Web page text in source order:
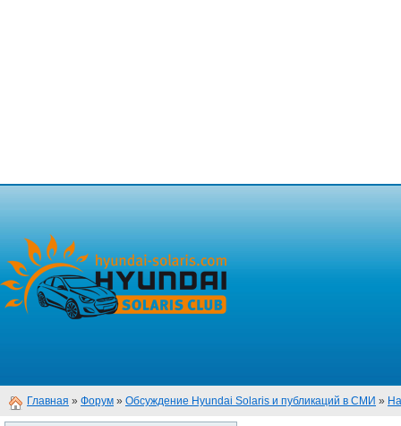
Главная » Форум » Обсуждение Hyundai Solaris и публикаций в СМИ »